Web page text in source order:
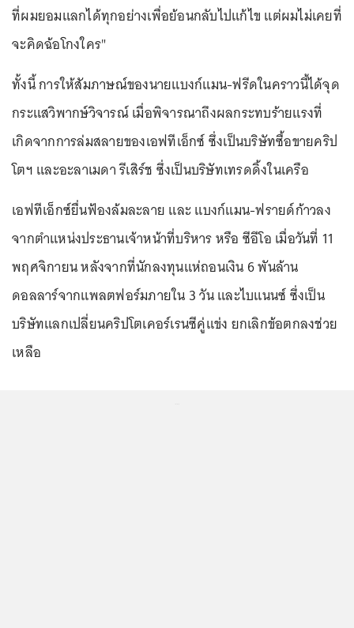
ที่ผมยอมแลกได้ทุกอย่างเพื่อย้อนกลับไปแก้ไข แต่ผมไม่เคยที่
จะคิดฉ้อโกงใคร"
ทั้งนี้ การให้สัมภาษณ์ของนายแบงก์แมน-ฟรีดในคราวนี้ได้จุด
กระแสวิพากษ์วิจารณ์ เมื่อพิจารณาถึงผลกระทบร้ายแรงที่
เกิดจากการล่มสลายของเอฟทีเอ็กซ์ ซึ่งเป็นบริษัทซื้อขายคริป
โตฯ และอะลาเมดา รีเสิร์ช ซึ่งเป็นบริษัทเทรดดิ้งในเครือ
เอฟทีเอ็กซ์ยื่นฟ้องล้มละลาย และ แบงก์แมน-ฟรายด์ก้าวลง
จากตำแหน่งประธานเจ้าหน้าที่บริหาร หรือ ซีอีโอ เมื่อวันที่ 11
พฤศจิกายน หลังจากที่นักลงทุนแห่ถอนเงิน 6 พันล้าน
ดอลลาร์จากแพลตฟอร์มภายใน 3 วัน และไบแนนซ์ ซึ่งเป็น
บริษัทแลกเปลี่ยนคริปโตเคอร์เรนซีคู่แข่ง ยกเลิกข้อตกลงช่วย
เหลือ